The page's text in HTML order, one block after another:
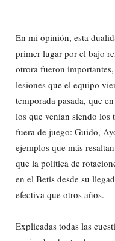
En mi opinión, esta
primer lugar por el bajo
otrora fueron
lesiones que el equipo
temporada pasada, que
los que venían siendo los
fuera de juego: Guido,
ejemplos que más
que la política de
en el Betis desde su
efectiva que otros años.
Explicadas todas las